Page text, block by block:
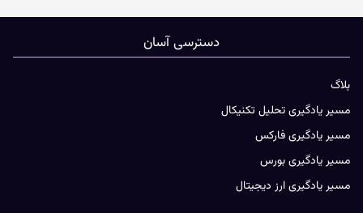
دسترسی آسان
بلاگ
مسیر یادگیری تحلیل تکنیکال
مسیر یادگیری فارکس
مسیر یادگیری بورس
مسیر یادگیری ارز دیجیتال